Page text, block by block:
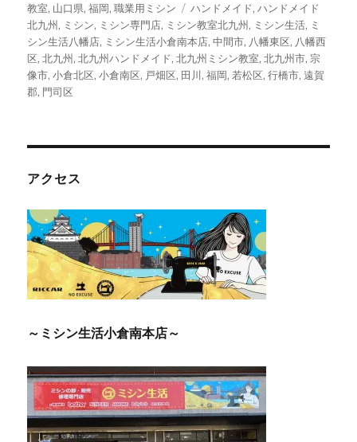
教室, 山口県,福岡,職業用ミシン
タ
グ
ハンドメイド,ハンドメイド
北九州 , ミシン, ミシン専門店, ミシン教室北九州 , ミシン生活, ミ
シン生活八幡店, ミシン生活小倉南本店,中間市, 八幡東区, 八幡西
区,北九州 ,北九州ハンドメイド,北九州ミシン教室,北九州市, 宗
像市,小倉北区,小倉南区, 戸畑区, 田川,福岡, 若松区,行橋市,遠賀
郡, 門司区
アクセス
～ミシン生活小倉南本店～